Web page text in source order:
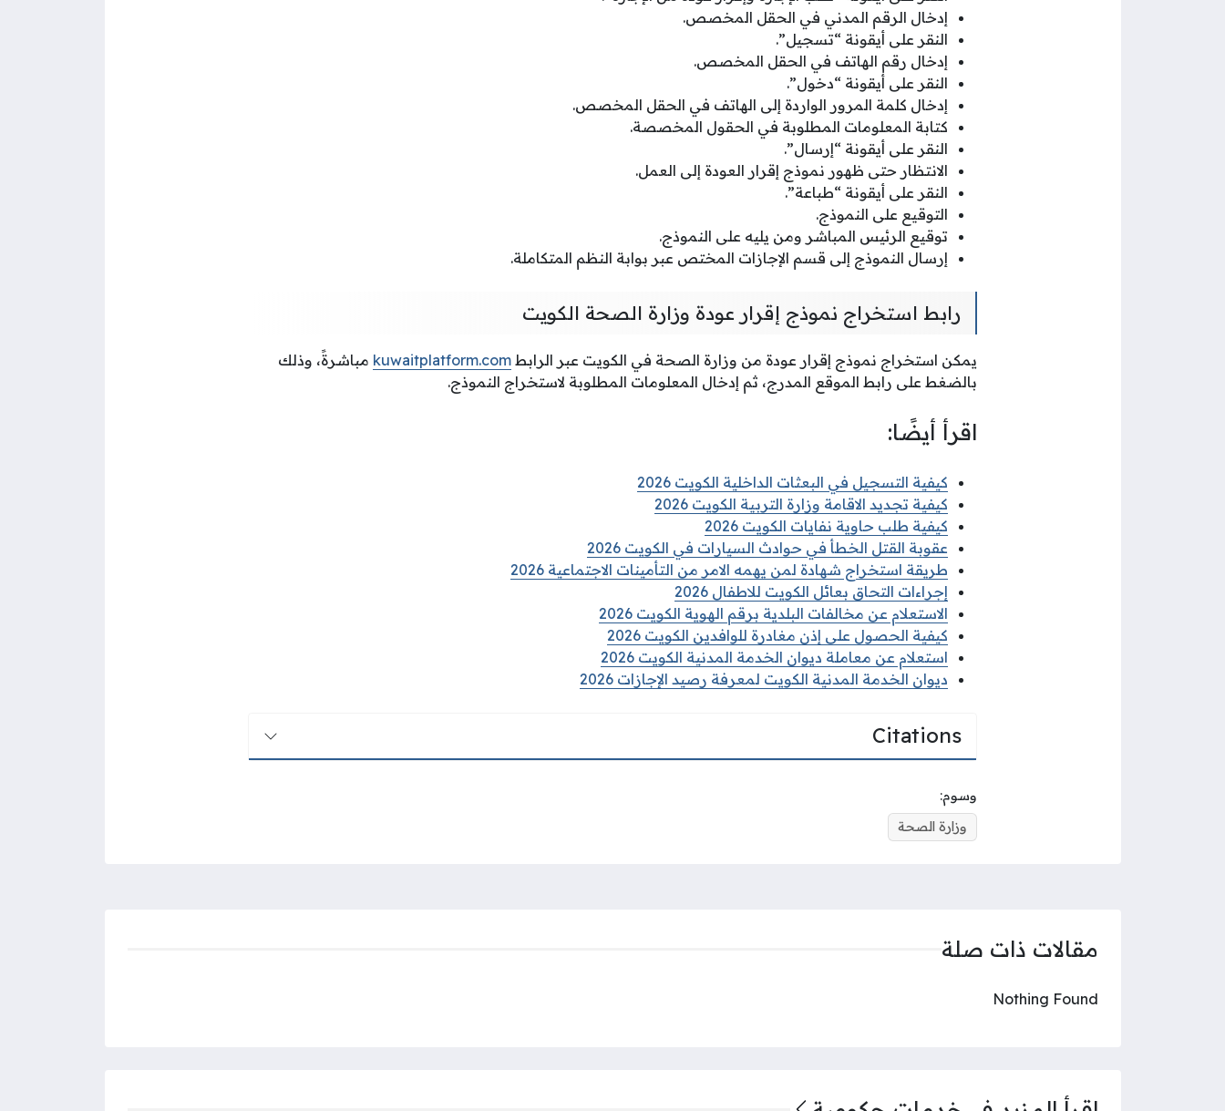
إدخال الرقم المدني في الحقل المخصص.
النقر على أيقونة “تسجيل”.
إدخال رقم الهاتف في الحقل المخصص.
النقر على أيقونة “دخول”.
إدخال كلمة المرور الواردة إلى الهاتف في الحقل المخصص.
كتابة المعلومات المطلوبة في الحقول المخصصة.
النقر على أيقونة “إرسال”.
الانتظار حتى ظهور نموذج إقرار العودة إلى العمل.
النقر على أيقونة “طباعة”.
التوقيع على النموذج.
توقيع الرئيس المباشر ومن يليه على النموذج.
إرسال النموذج إلى قسم الإجازات المختص عبر بوابة النظم المتكاملة.
رابط استخراج نموذج إقرار عودة وزارة الصحة الكويت
يمكن استخراج نموذج إقرار عودة من وزارة الصحة في الكويت عبر الرابط kuwaitplatform.com مباشرةً، وذلك
بالضغط على رابط الموقع المدرج، ثم إدخال المعلومات المطلوبة لاستخراج النموذج.
اقرأ أيضًا:
كيفية التسجيل في البعثات الداخلية الكويت 2026
كيفية تجديد الاقامة وزارة التربية الكويت 2026
كيفية طلب حاوية نفايات الكويت 2026
عقوبة القتل الخطأ في حوادث السيارات في الكويت 2026
طريقة استخراج شهادة لمن يهمه الامر من التأمينات الاجتماعية 2026
إجراءات التحاق بعائل الكويت للاطفال 2026
الاستعلام عن مخالفات البلدية برقم الهوية الكويت 2026
كيفية الحصول على إذن مغادرة للوافدين الكويت 2026
استعلام عن معاملة ديوان الخدمة المدنية الكويت 2026
ديوان الخدمة المدنية الكويت لمعرفة رصيد الإجازات 2026
Citations
وسوم:
وزارة الصحة
مقالات ذات صلة
Nothing Found